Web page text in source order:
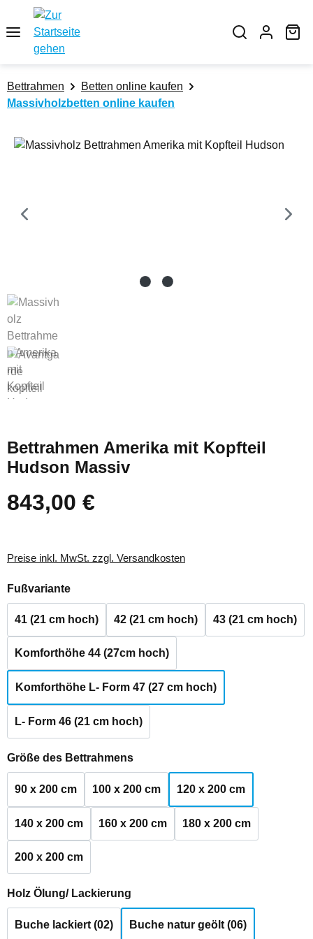
Zum Hauptinhalt springen
Bettrahmen
Betten online kaufen
Massivholzbetten online kaufen
Bildergalerie überspringen
Bettrahmen Amerika mit Kopfteil
Hudson Massiv
Regulärer Preis:
843,00 €
Preise inkl. MwSt. zzgl. Versandkosten
Fußvarianteauswählen
41 (21 cm hoch) 42 (21 cm hoch) 43 (21 cm hoch)
Komforthöhe 44 (27cm hoch)
Komforthöhe L- Form 47 (27 cm hoch)
L- Form 46 (21 cm hoch)
Größe des Bettrahmensauswählen
90 x 200 cm 100 x 200 cm 120 x 200 cm
140 x 200 cm 160 x 200 cm 180 x 200 cm
200 x 200 cm
Holz Ölung/ Lackierung
Buche lackiert (02) Buche natur geölt (06)